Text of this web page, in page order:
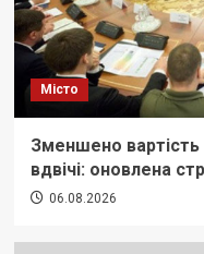
Місто
Зменшено вартість
вдвічі: оновлена
06.08.2026